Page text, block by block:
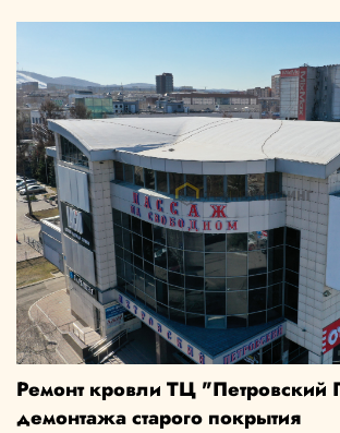
Ремонт кровли ТЦ "Петровский
демонтажа старого покрытия